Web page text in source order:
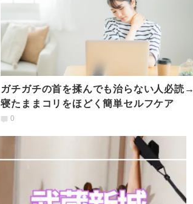
ガチガチの首を揉んでも治らない人必読→
寝たままコリをほどく簡単セルフケア
0